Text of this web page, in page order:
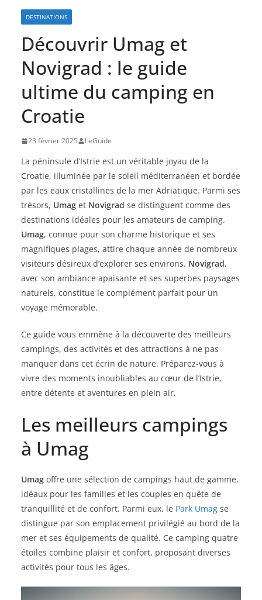
DESTINATIONS
Découvrir Umag et
Novigrad : le guide
ultime du camping en
Croatie
23 février 2025 LeGuide
La péninsule d’Istrie est un véritable joyau de la
Croatie, illuminée par le soleil méditerranéen et bordée
par les eaux cristallines de la mer Adriatique. Parmi ses
trésors, Umag et Novigrad se distinguent comme des
destinations idéales pour les amateurs de camping.
Umag, connue pour son charme historique et ses
magnifiques plages, attire chaque année de nombreux
visiteurs désireux d’explorer ses environs. Novigrad,
avec son ambiance apaisante et ses superbes paysages
naturels, constitue le complément parfait pour un
voyage mémorable.
Ce guide vous emmène à la découverte des meilleurs
campings, des activités et des attractions à ne pas
manquer dans cet écrin de nature. Préparez-vous à
vivre des moments inoubliables au cœur de l’Istrie,
entre détente et aventures en plein air.
Les meilleurs campings
à Umag
Umag offre une sélection de campings haut de gamme,
idéaux pour les familles et les couples en quête de
tranquillité et de confort. Parmi eux, le Park Umag se
distingue par son emplacement privilégié au bord de la
mer et ses équipements de qualité. Ce camping quatre
étoiles combine plaisir et confort, proposant diverses
activités pour tous les âges.